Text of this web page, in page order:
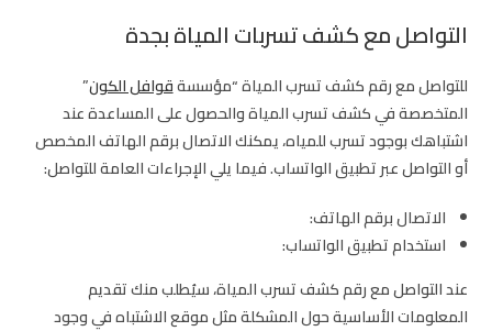
التواصل مع كشف تسربات المياة بجدة
للتواصل مع رقم كشف تسرب المياة “مؤسسةقوافل الكون”
المتخصصة في كشف تسرب المياة والحصول على المساعدة عند
اشتباهك بوجود تسرب للمياه، يمكنك الاتصال برقم الهاتف المخصص
أو التواصل عبر تطبيق الواتساب. فيما يلي الإجراءات العامة للتواصل:
الاتصال برقم الهاتف:
استخدام تطبيق الواتساب:
عند التواصل مع رقم كشف تسرب المياة، سيُطلب منك تقديم
المعلومات الأساسية حول المشكلة مثل موقع الاشتباه في وجود